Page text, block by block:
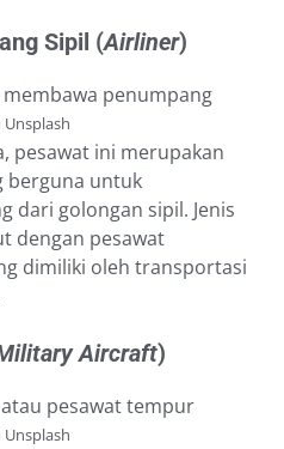
Sipil (Airliner)
Unsplash
pesawat ini merupakan
berguna untuk
dari golongan sipil. Jenis
dengan pesawat
dimiliki oleh transportasi
Aircraft)
Unsplash